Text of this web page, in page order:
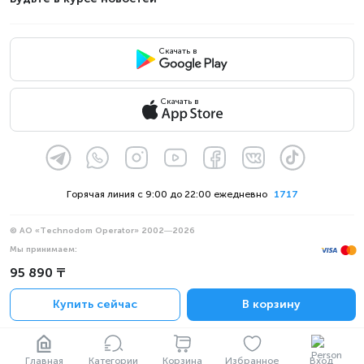
Главная Категории Корзина Избранное Вход
95 890 ₸
Купить сейчас В корзину
Скачать в
Скачать в
1717
Горячая линия с 9:00 до 22:00 ежедневно
© АО «Technodom Operator» 2002—2026
Мы принимаем:
Официальное уведомление
Политика конфиденциальности